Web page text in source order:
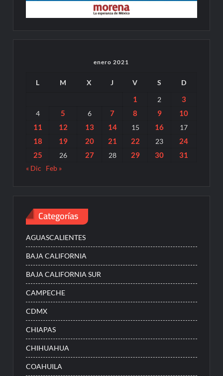
enero 2021
L M X J V S D
1 2 3
4 5 6 7 8 9
10
11
12 13 14 15 16 17
18 19 20 21 22 23
24
25
26 27 28 29 30 31
« Dic Feb »
Categorías
AGUASCALIENTES
BAJA CALIFORNIA
BAJA CALIFORNIA SUR
CAMPECHE
CDMX
CHIAPAS
CHIHUAHUA
COAHUILA